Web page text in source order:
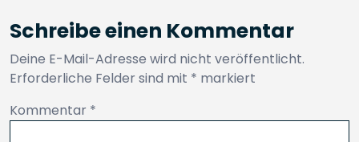
Schreibe einen Kommentar
Deine E-Mail-Adresse wird nicht veröffentlicht.
Erforderliche Felder sind mit * markiert
Kommentar *